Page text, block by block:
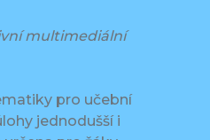
multimediální
pro učební
jednodušší i